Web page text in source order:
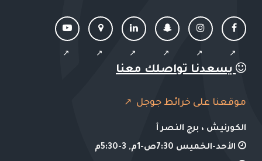
يسعدنا تواصلك معنا
موقعنا على خرائط جوجل
الكورنيش ، برج النصر أ
الأحد-الخميس 7:30ص-1م, 3-5:30م